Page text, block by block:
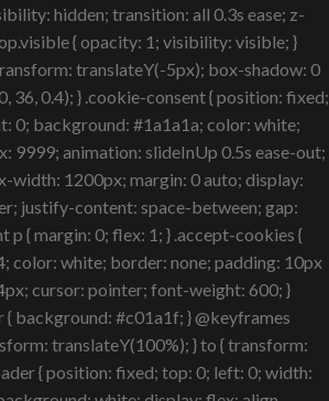
hidden; transition: all 0.3s ease; z-
{ opacity: 1; visibility: visible; }
translateY(-5px); box-shadow: 0
36, 0.4); } .cookie-consent { position: fixed;
0; background: #1a1a1a; color: white;
9999; animation: slideInUp 0.5s ease-out;
width: 1200px; margin: 0 auto; display:
justify-content: space-between; gap:
p { margin: 0; flex: 1; } .accept-cookies {
color: white; border: none; padding: 10px
cursor: pointer; font-weight: 600; }
background: #c01a1f; } @keyframes
translateY(100%); } to { transform:
{ position: fixed; top: 0; left: 0; width: